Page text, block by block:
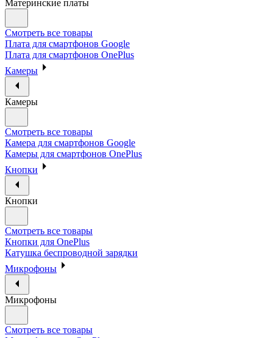
Материнские платы
Смотреть все товары
Плата для смартфонов Google
Плата для смартфонов OnePlus
Камеры
Камеры
Смотреть все товары
Камера для смартфонов Google
Камеры для смартфонов OnePlus
Кнопки
Кнопки
Смотреть все товары
Кнопки для OnePlus
Катушка беспроводной зарядки
Микрофоны
Микрофоны
Смотреть все товары